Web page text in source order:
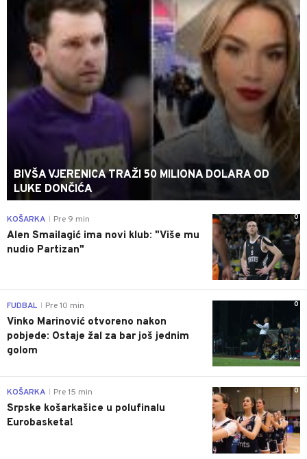
BIVŠA VJERENICA TRAŽI 50 MILIONA DOLARA OD
LUKE DONČIĆA
0
KOŠARKA Pre 9 min
Alen Smailagić ima novi klub: "Više mu
nudio Partizan"
0
FUDBAL Pre 10 min
Vinko Marinović otvoreno nakon
pobjede: Ostaje žal za bar još jednim
golom
0
KOŠARKA Pre 15 min
Srpske košarkašice u polufinalu
Eurobasketa!